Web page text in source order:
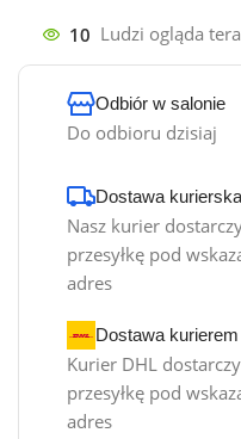
10 Ludzi ogląda
Odbiór w salonie
Do odbioru dzisiaj
Dostawa kurierska
Nasz kurier
przesyłkę pod
adres
Dostawa
Kurier DHL dostarczy
przesyłkę pod
adres